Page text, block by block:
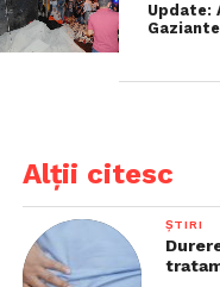
Update:
Alții citesc
ȘTIRI